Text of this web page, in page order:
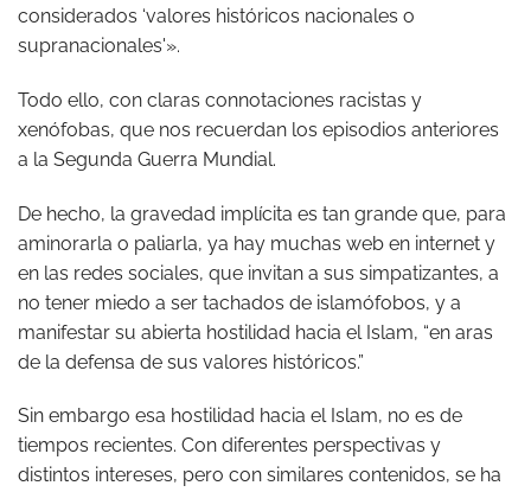
considerados ‘valores históricos nacionales o
supranacionales'».
Todo ello, con claras connotaciones racistas y
xenófobas, que nos recuerdan los episodios anteriores
a la Segunda Guerra Mundial.
De hecho, la gravedad implícita es tan grande que, para
aminorarla o paliarla, ya hay muchas web en internet y
en las redes sociales, que invitan a sus simpatizantes, a
no tener miedo a ser tachados de islamófobos, y a
manifestar su abierta hostilidad hacia el Islam, “en aras
de la defensa de sus valores históricos.”
Sin embargo esa hostilidad hacia el Islam, no es de
tiempos recientes. Con diferentes perspectivas y
distintos intereses, pero con similares contenidos, se ha